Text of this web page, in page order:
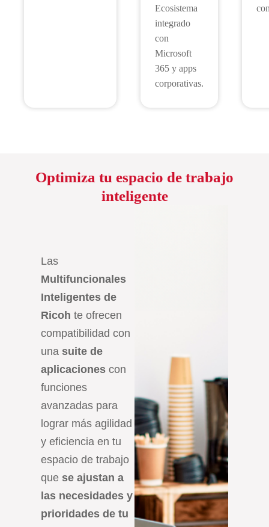
Ecosistema
integrado
con
Microsoft
365 y apps
corporativas.
Optimiza tu espacio de trabajo
inteligente
Las
Multifuncionales
Inteligentes de
Ricoh te ofrecen
compatibilidad con
una suite de
aplicaciones con
funciones
avanzadas para
lograr más agilidad
y eficiencia en tu
espacio de trabajo
que se ajustan a
las necesidades y
prioridades de tu